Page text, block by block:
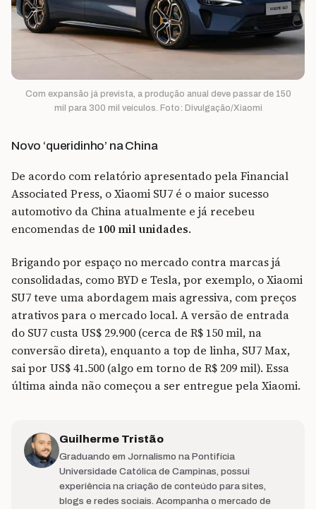
Com expansão já prevista, a produção anual deve passar de 150
mil para 300 mil veículos. Foto: Divulgação/Xiaomi
Novo ‘queridinho’ na China
De acordo com relatório apresentado pela Financial
Associated Press, o Xiaomi SU7 é o maior sucesso
automotivo da China atualmente e já recebeu
encomendas de 100 mil unidades.
Brigando por espaço no mercado contra marcas já
consolidadas, como BYD e Tesla, por exemplo, o Xiaomi
SU7 teve uma abordagem mais agressiva, com preços
atrativos para o mercado local. A versão de entrada
do SU7 custa US$ 29.900 (cerca de R$ 150 mil, na
conversão direta), enquanto a top de linha, SU7 Max,
sai por US$ 41.500 (algo em torno de R$ 209 mil). Essa
última ainda não começou a ser entregue pela Xiaomi.
Guilherme Tristão
Graduando em Jornalismo na Pontifícia
Universidade Católica de Campinas, possui
experiência na criação de conteúdo para sites,
blogs e redes sociais. Acompanha o mercado de